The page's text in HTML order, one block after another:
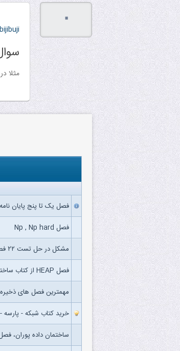
۰
bijibuji
سوال
مثلا
فصل یک تا پنج پایان نامه
فصل Np , Np hard
مشکل در حل تست ۲۲ فصل اول کتاب گسسته یوسفی
فصل HEAP از کتاب ساختمان داده طورانی (پارسه)
مهمترین فصل های
خرید کتاب شبکه - پارسه
ساختمان داده پوران،